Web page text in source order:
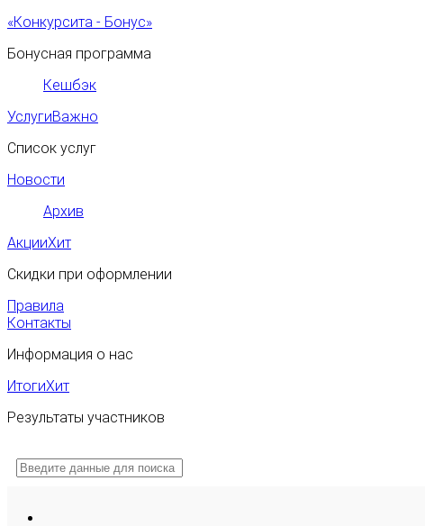
«Конкурсита - Бонус»
Бонусная программа
Кешбэк
УслугиВажно
Список услуг
Новости
Архив
АкцииХит
Скидки при оформлении
Правила
Контакты
Информация о нас
ИтогиХит
Результаты участников